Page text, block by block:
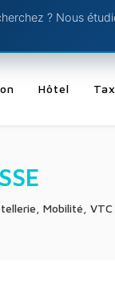
? Nous
Hôtel
Mobilité, VTC